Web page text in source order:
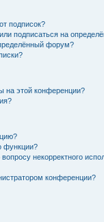
подписок?
подписаться на
форум?
на этой конференции?
функции?
некорректного
конференции?